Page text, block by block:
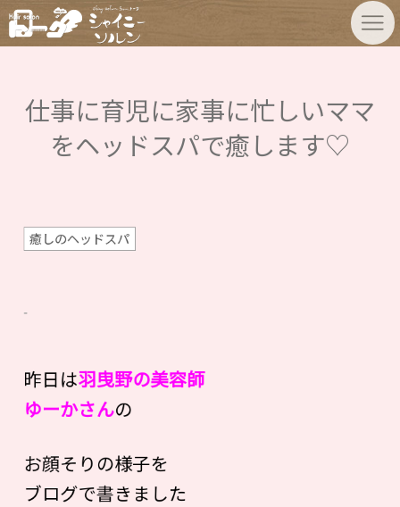
仕事に育児に家事に忙しいママ
をヘッドスパで癒します♡
癒しのヘッドスパ
昨日は羽曳野の美容師
ゆーかさんの
お顔そりの様子を
ブログで書きました